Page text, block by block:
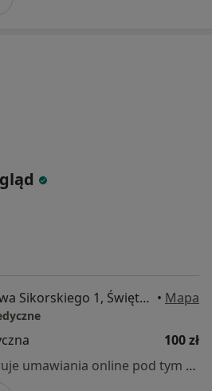
Generała Władysława Sikorskiego 1, Świętochłowice • Mapa
100 zł
Specjalista nie oferuje umawiania online pod tym adresem.